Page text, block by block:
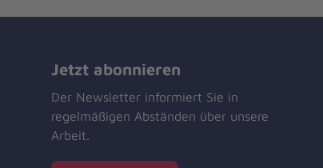
Jetzt abonnieren
Der Newsletter informiert Sie in
regelmäßigen Abständen über unsere
Arbeit.